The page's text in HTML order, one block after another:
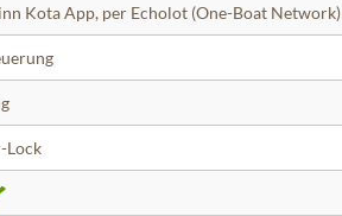
Kota App, per Echolot (One-Boat Network)
Lock